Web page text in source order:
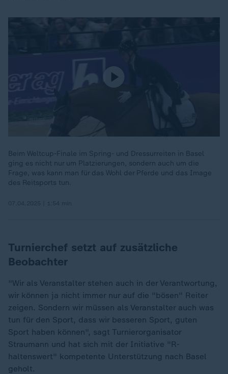
Beim Weltcup-Finale im Spring- und Dressurreiten in Basel
ging es nicht nur um Platzierungen, sondern auch um die
Frage, was kann man für das Wohl der Pferde und das Image
des Reitsports tun.
Turnierchef setzt auf zusätzliche
Beobachter
"Wir als Veranstalter stehen auch in der Verantwortung,
wir können ja nicht immer nur auf die "bösen" Reiter
zeigen. Sondern wir müssen als Veranstalter auch was
tun für den Sport, dass wir besseren Sport, guten
Sport haben können", sagt Turnierorganisator
Straumann und hat sich mit der Initiative "R-
haltenswert" kompetente Unterstützung nach Basel
geholt.